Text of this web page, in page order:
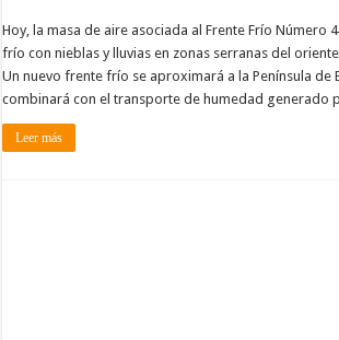
Hoy, la masa de aire asociada al Frente Frío Número
frío con nieblas y lluvias en zonas serranas del
Un nuevo frente frío se aproximará a la Península de
combinará con el transporte de humedad generado
Leer más